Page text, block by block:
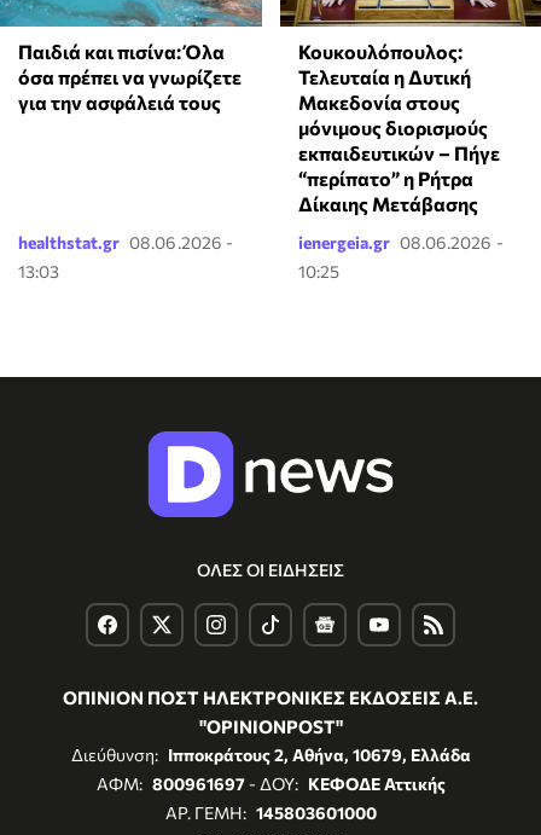
Παιδιά και πισίνα: Όλα
όσα πρέπει να γνωρίζετε
για την ασφάλειά τους
healthstat.gr 08.06.2026 -
13:03
Κουκουλόπουλος:
Τελευταία η Δυτική
Μακεδονία στους
μόνιμους διορισμούς
εκπαιδευτικών – Πήγε
“περίπατο” η Ρήτρα
Δίκαιης Μετάβασης
ienergeia.gr 08.06.2026 -
10:25
ΟΛΕΣ ΟΙ ΕΙΔΗΣΕΙΣ
ΟΠΙΝΙΟΝ ΠΟΣΤ ΗΛΕΚΤΡΟΝΙΚΕΣ ΕΚΔΟΣΕΙΣ Α.Ε.
"OPINIONPOST"
Διεύθυνση: Ιπποκράτους 2, Αθήνα, 10679, Ελλάδα
ΑΦΜ: 800961697- ΔΟΥ: ΚΕΦΟΔΕ Αττικής
ΑΡ. ΓΕΜΗ: 145803601000